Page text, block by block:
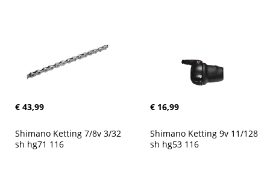
€ 43,99 € 16,99
Shimano Ketting 7/8v 3/32
sh hg71 116
Shimano Ketting 9v 11/128
sh hg53 116